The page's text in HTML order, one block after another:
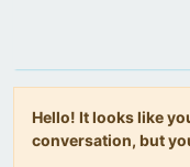
Hello! It looks like
conversation, but